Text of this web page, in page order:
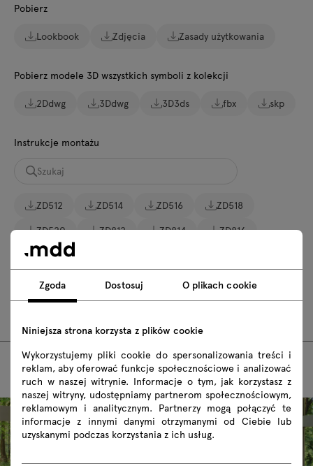
Pobierz
Lookbook Zdjęcia Zasady użytkowania
Pobierz modele 3D wszystkich symboli z kolekcji
2Ddwg 3Ddwg 3D3ds fbx skp
Instrukcje montażu
ZD512 ZD514 ZD516
ZD518
ZD520
ZD812 ZD814
ZD816
ZD818
ZPS636
ZPS638 ZPS640
ZPS832
ZPS834
ZPS836 ZPS838 ZPS840
Zgoda Dostosuj O plikach cookie
Niniejsza strona korzysta z plików cookie
Wykorzystujemy pliki cookie do spersonalizowania treści i
reklam, aby oferować funkcje społecznościowe i analizować
ruch w naszej witrynie. Informacje o tym, jak korzystasz z
naszej witryny, udostępniamy partnerom społecznościowym,
reklamowym i analitycznym. Partnerzy mogą połączyć te
informacje z innymi danymi otrzymanymi od Ciebie lub
uzyskanymi podczas korzystania z ich usług.